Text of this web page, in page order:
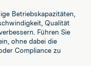
Betriebskapazitäten,
Qualität
Führen Sie
ohne dabei die
Compliance zu